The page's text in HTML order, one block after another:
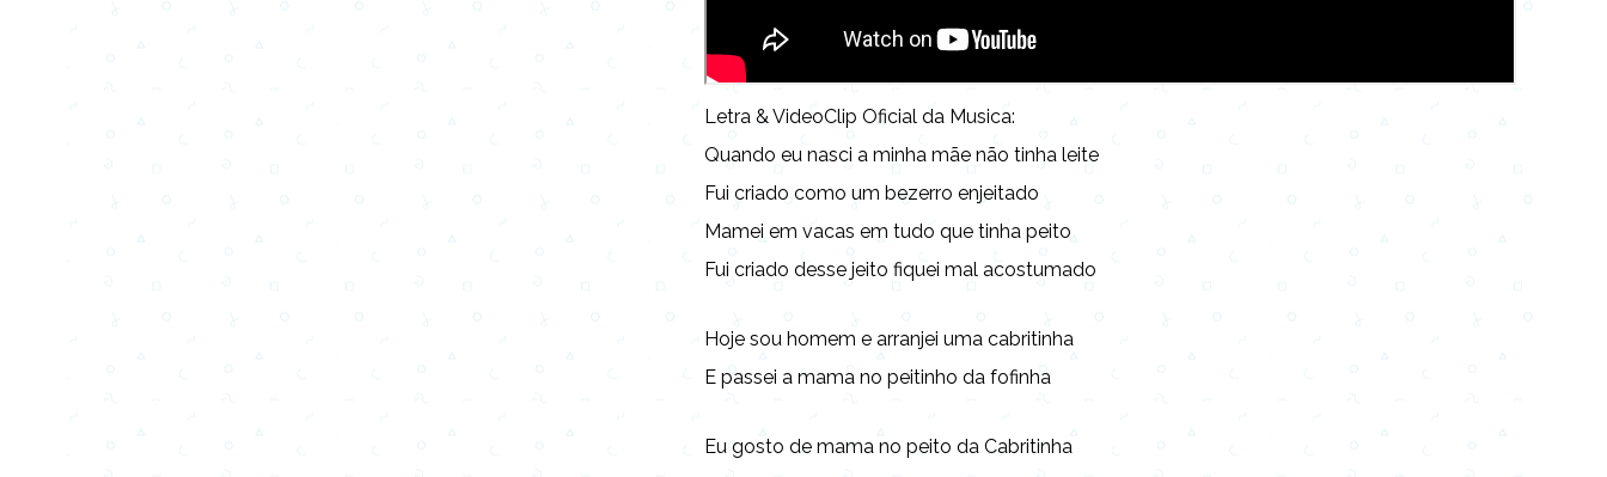
Letra & VideoClip Oficial da Musica:
Quando eu nasci a minha mãe não tinha leite
Fui criado como um bezerro enjeitado
Mamei em vacas em tudo que tinha peito
Fui criado desse jeito fiquei mal acostumado
Hoje sou homem e arranjei uma cabritinha
E passei a mama no peitinho da fofinha
Eu gosto de mama no peito da Cabritinha